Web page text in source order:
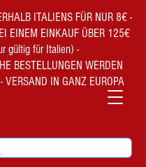
ITALIENS FÜR NUR 8€ -
EINEM EINKAUF ÜBER 125€
gültig für Italien) -
BESTELLUNGEN WERDEN
VERSAND IN GANZ EUROPA